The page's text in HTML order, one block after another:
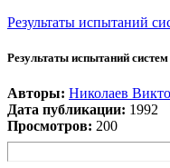
Результаты испытаний
Результаты испытаний
Авторы: Николаев
Дата публикации: 1992
Просмотров: 200